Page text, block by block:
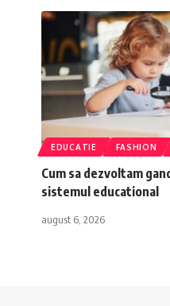
EDUCATIE FASHION
Cum sa dezvoltam
sistemul educational
august 6, 2026